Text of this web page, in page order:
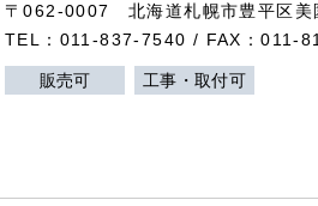
〒062-0007 北海道札幌市豊平区美
TEL：011-837-7540 / FAX：011-
販売可 工事・取付可